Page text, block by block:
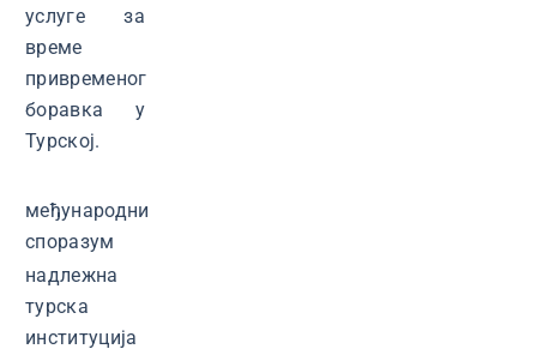
услуге за
време
привременог
боравка у
Турској.
међународни
споразум
надлежна
турска
институција